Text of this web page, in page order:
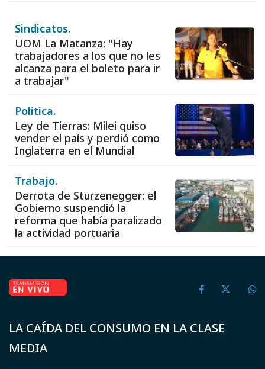
Sindicatos.
UOM La Matanza: "Hay
trabajadores a los que no les
alcanza para el boleto para ir
a trabajar"
Política.
Ley de Tierras: Milei quiso
vender el país y perdió como
Inglaterra en el Mundial
Trabajo.
Derrota de Sturzenegger: el
Gobierno suspendió la
reforma que había paralizado
la actividad portuaria
LA CAÍDA DEL CONSUMO EN LA CLASE
MEDIA